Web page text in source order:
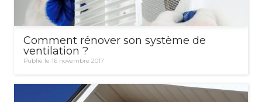
Comment rénover son système de
ventilation ?
Publié le 16 novembre 2017